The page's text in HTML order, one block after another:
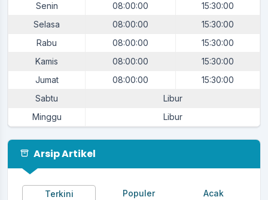
Agenda Milangkala Desa Karangpawitan ke-47
Waktu
: 14 Juni 2025 21:00:00
Lapang Procit - Desa
Karangpawitan
Koordinator
: Ketua Karangtaruna
Agenda Tasyakuran Milad ke-47 Desa
Karangpawitan
Lokasi
Koordinator
: Ketua MUI Desa
Agenda Upacara Bendera HUT RI ke 80
Senin
08:00:00
15:30:00
Selasa
08:00:00
15:30:00
Rabu
08:00:00
15:30:00
Kamis
08:00:00
15:30:00
Jumat
08:00:00
15:30:00
Sabtu
Libur
Minggu
Libur
Arsip Artikel
Terkini Populer Acak